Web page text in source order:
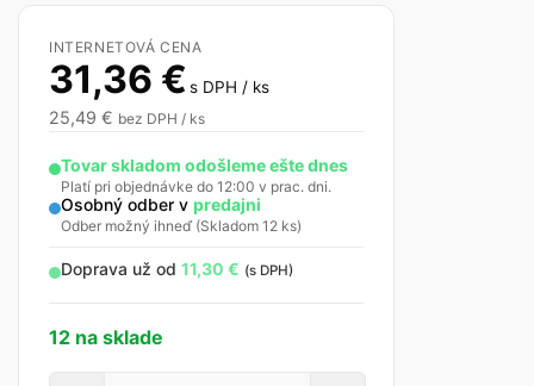
INTERNETOVÁ CENA
31,36 € s DPH / ks
25,49 € bez DPH / ks
Tovar skladom odošleme ešte dnes
Platí pri objednávke do 12:00 v prac. dni.
Osobný odber v predajni
Odber možný ihneď (Skladom 12 ks)
Doprava už od 11,30 € (s DPH)
12 na sklade